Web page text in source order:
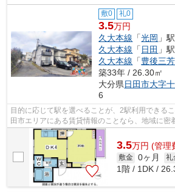
敷0 礼0
3.5万円
久大本線 「光岡 」
久大本線 「日田 」
久大本線 「豊後三芳
築33年 / 26.30㎡
大分県日田市大字
6
目的に応じて駅を選べることが、2駅利用できる
田市エリアにある賃貸情報のことなら、地域に密
い♪当社は、多種多様な賃貸情報を取り...
3.5万円 (管理
敷金 0ヶ月 礼
1階 / 1DK /